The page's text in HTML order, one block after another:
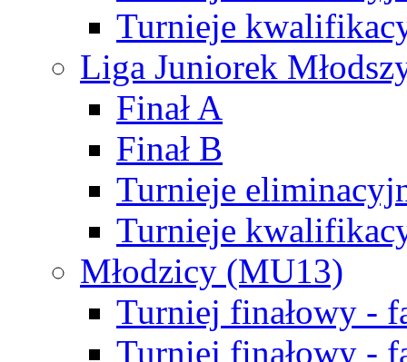
Turnieje
Liga Juniorek
Finał A
Finał B
Turnieje
Turnieje
Młodzicy (MU13)
Turniej finałowy -
Turniej finałowy -